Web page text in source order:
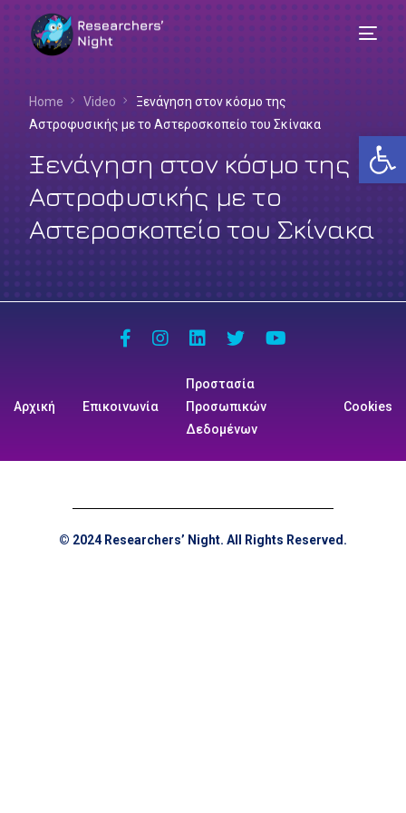
Home Video
Ξενάγηση στον κόσμο της
Αστροφυσικής με το Αστεροσκοπείο του Σκίνακα
Ξενάγηση στον κόσμο της
Αστροφυσικής με το
Αστεροσκοπείο του Σκίνακα
Αρχική Επικοινωνία
Προστασία
Προσωπικών
Δεδομένων
Cookies
© 2024 Researchers’ Night. All Rights Reserved.